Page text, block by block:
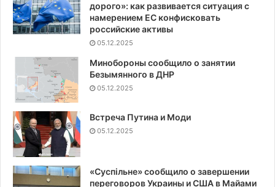
дорого»: как развивается ситуация с
намерением ЕС конфисковать
российские активы
05.12.2025
Минобороны сообщило о занятии
Безымянного в ДНР
05.12.2025
Встреча Путина и Моди
05.12.2025
«Суспiльне» сообщило о завершении
переговоров Украины и США в Майами